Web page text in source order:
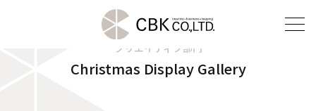
クリエイティブ部門
Christmas Display Gallery